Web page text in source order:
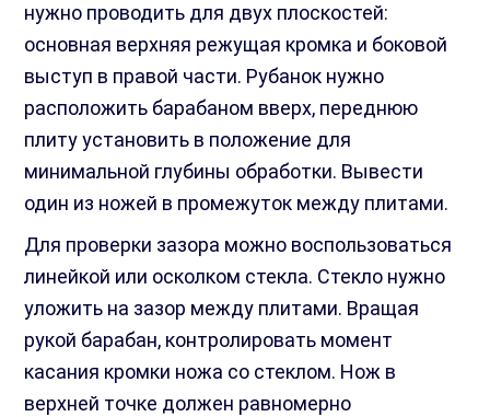
нужно проводить для двух плоскостей:
основная верхняя режущая кромка и боковой
выступ в правой части. Рубанок нужно
расположить барабаном вверх, переднюю
плиту установить в положение для
минимальной глубины обработки. Вывести
один из ножей в промежуток между плитами.
Для проверки зазора можно воспользоваться
линейкой или осколком стекла. Стекло нужно
уложить на зазор между плитами. Вращая
рукой барабан, контролировать момент
касания кромки ножа со стеклом. Нож в
верхней точке должен равномерно